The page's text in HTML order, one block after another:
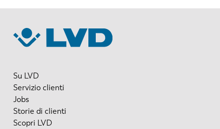
Su LVD
Servizio clienti
Jobs
Storie di clienti
Scopri LVD